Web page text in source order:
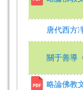
唐代西方
關于善導
略論佛教